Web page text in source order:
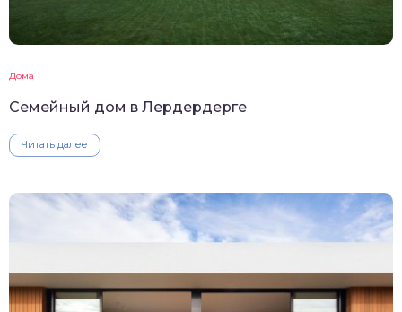
Дома
Семейный дом в Лердердерге
Читать далее